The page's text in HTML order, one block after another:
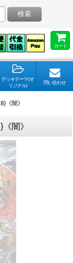
カート
検索
デッキテーマ(オ
リジナル)
問い合わせ
《闇》
闇》